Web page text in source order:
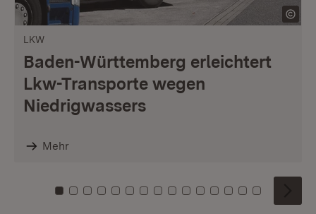
LKW
Baden-Württemberg erleichtert
Lkw-Transporte wegen
Niedrigwassers
Mehr
Zu Kachel: 0
Zu Kachel: 1
Zu Kachel: 2
Zu Kachel: 3
Zu Kachel: 4
Zu Kachel: 5
Zu Kachel: 6
Zu Kachel: 7
Zu Kachel: 8
Zu Kachel: 9
Zu Kachel: 10
Zu Kachel: 11
Zu Kachel: 12
Zu Kachel:
Zu